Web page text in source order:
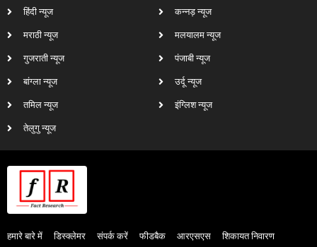
हिंदी न्यूज
मराठी न्यूज
गुजराती न्यूज
बांग्ला न्यूज
तमिल न्यूज
तेलुगु न्यूज
कन्नड़ न्यूज
मलयालम न्यूज
पंजाबी न्यूज
उर्दू न्यूज
इंग्लिश न्यूज
हमारे बारे में डिस्क्लेमर संपर्क करें फीडबैक आरएसएस शिकायत निवारण